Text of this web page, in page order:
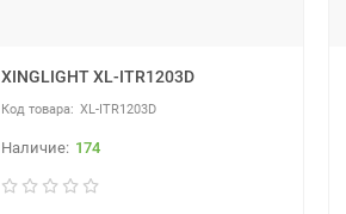
XINGLIGHT XL-ITR1203D
XL-ITR1203D
174